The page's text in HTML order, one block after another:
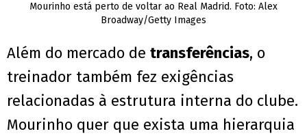
Mourinho está perto de voltar ao Real Madrid. Foto: Alex
Broadway/Getty Images
Além do mercado de transferências, o
treinador também fez exigências
relacionadas à estrutura interna do clube.
Mourinho quer que exista uma hierarquia